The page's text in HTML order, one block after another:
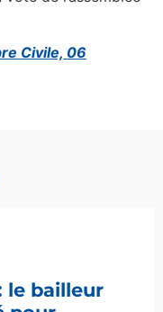
Civile, 06
le bailleur